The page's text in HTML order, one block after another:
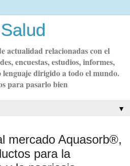
actualidad relacionadas con el
encuestas, estudios, informes,
lenguaje dirigido a todo el mundo.
para pasarlo bien
▼
mercado Aquasorb®,
para la